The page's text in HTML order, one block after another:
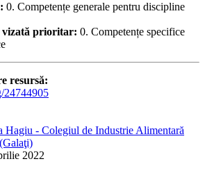
0. Competențe generale pentru discipline
vizată prioritar: 0. Competențe specifice
resursă:
24744905
Hagiu - Colegiul de Industrie Alimentară
2022